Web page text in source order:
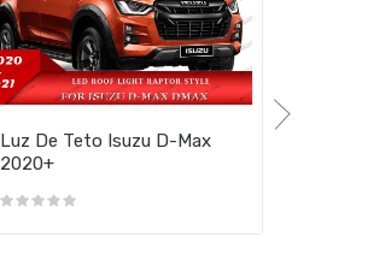
Luz De Teto Isuzu D-Max
2020+